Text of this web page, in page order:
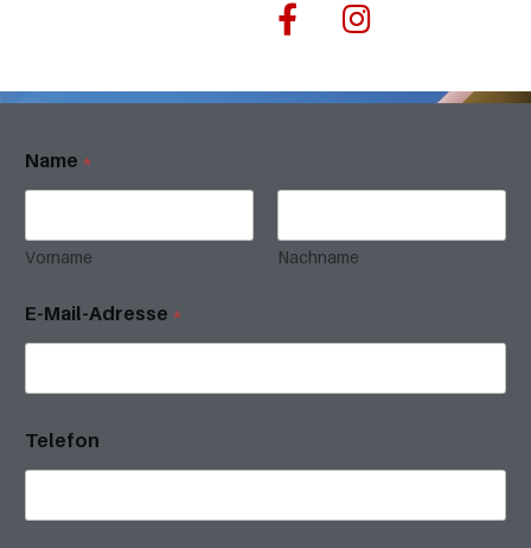
Name *
Vorname Nachname
E-Mail-Adresse *
Telefon